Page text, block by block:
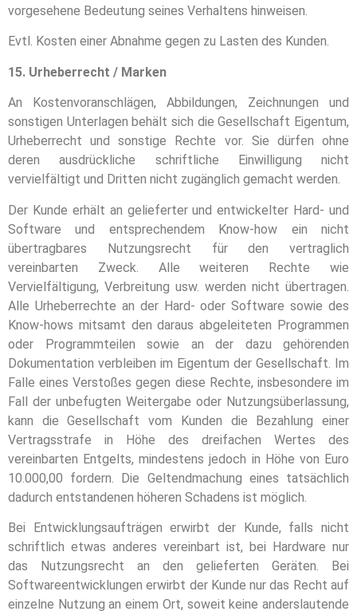
vorgesehene Bedeutung seines Verhaltens hinweisen.
Evtl. Kosten einer Abnahme gegen zu Lasten des Kunden.
15. Urheberrecht / Marken
An Kostenvoranschlägen, Abbildungen, Zeichnungen und
sonstigen Unterlagen behält sich die Gesellschaft Eigentum,
Urheberrecht und sonstige Rechte vor. Sie dürfen ohne
deren ausdrückliche schriftliche Einwilligung nicht
vervielfältigt und Dritten nicht zugänglich gemacht werden.
Der Kunde erhält an gelieferter und entwickelter Hard- und
Software und entsprechendem Know-how ein nicht
übertragbares Nutzungsrecht für den vertraglich
vereinbarten Zweck. Alle weiteren Rechte wie
Vervielfältigung, Verbreitung usw. werden nicht übertragen.
Alle Urheberrechte an der Hard- oder Software sowie des
Know-hows mitsamt den daraus abgeleiteten Programmen
oder Programmteilen sowie an der dazu gehörenden
Dokumentation verbleiben im Eigentum der Gesellschaft. Im
Falle eines Verstoßes gegen diese Rechte, insbesondere im
Fall der unbefugten Weitergabe oder Nutzungsüberlassung,
kann die Gesellschaft vom Kunden die Bezahlung einer
Vertragsstrafe in Höhe des dreifachen Wertes des
vereinbarten Entgelts, mindestens jedoch in Höhe von Euro
10.000,00 fordern. Die Geltendmachung eines tatsächlich
dadurch entstandenen höheren Schadens ist möglich.
Bei Entwicklungsaufträgen erwirbt der Kunde, falls nicht
schriftlich etwas anderes vereinbart ist, bei Hardware nur
das Nutzungsrecht an den gelieferten Geräten. Bei
Softwareentwicklungen erwirbt der Kunde nur das Recht auf
einzelne Nutzung an einem Ort, soweit keine anderslautende